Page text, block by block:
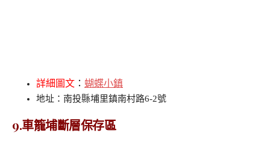
詳細圖文 ： 蝴蝶小鎮
地址：南投縣埔里鎮南村路6-2號
9.車籠埔斷層保存區